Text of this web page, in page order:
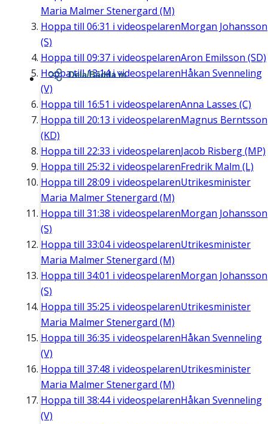
Maria Malmer Stenergard (M)
Hoppa till 06:31 i videospelarenMorgan Johansson
(S)
Hoppa till 09:37 i videospelarenAron Emilsson (SD)
Hoppa till13:14i videospelarenHåkan Svenneling
(V)
Hoppa till 16:51 i videospelarenAnna Lasses (C)
Hoppa till 20:13 i videospelarenMagnus Berntsson
(KD)
Hoppa till 22:33 i videospelarenJacob Risberg (MP)
Hoppa till 25:32 i videospelarenFredrik Malm (L)
Hoppa till 28:09 i videospelarenUtrikesminister
Maria Malmer Stenergard (M)
Hoppa till 31:38 i videospelarenMorgan Johansson
(S)
Hoppa till 33:04i videospelarenUtrikesminister
Maria Malmer Stenergard (M)
Hoppa till 34:01 i videospelarenMorgan Johansson
(S)
Hoppa till 35:25 i videospelarenUtrikesminister
Maria Malmer Stenergard (M)
Hoppa till 36:35 i videospelarenHåkan Svenneling
(V)
Hoppa till 37:48 i videospelarenUtrikesminister
Maria Malmer Stenergard (M)
Hoppa till 38:44i videospelarenHåkan Svenneling
(V)
Dela/Bädda in